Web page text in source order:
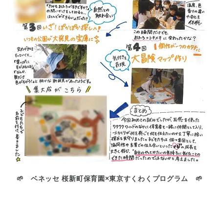
🌱 ベネッセ 桜新町保育園×東京すくわくプログラム 🌱